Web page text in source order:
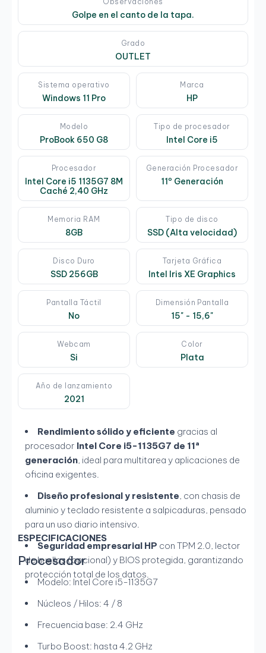
Golpe en el canto de la tapa.
Grado
OUTLET
Sistema operativo
Windows 11 Pro
Marca
HP
Modelo
ProBook 650 G8
Tipo de procesador
Intel Core i5
Procesador
Intel Core i5 1135G7 8M
Caché 2,40 GHz
Generación Procesador
11º Generación
Memoria RAM
8GB
Tipo de disco
SSD (Alta velocidad)
Disco Duro
SSD 256GB
Tarjeta Gráfica
Intel Iris XE Graphics
Pantalla Táctil
No
Dimensión Pantalla
15" - 15,6"
Webcam
Si
Color
Plata
Año de lanzamiento
2021
Rendimiento sólido y eficiente gracias al
procesador Intel Core i5-1135G7 de 11ª
generación, ideal para multitarea y aplicaciones de
oficina exigentes.
Diseño profesional y resistente, con chasis de
aluminio y teclado resistente a salpicaduras, pensado
para un uso diario intensivo.
Seguridad empresarial HP con TPM 2.0, lector
de huellas (opcional) y BIOS protegida, garantizando
protección total de los datos.
ESPECIFICACIONES
Procesador
Modelo: Intel Core i5-1135G7
Núcleos / Hilos: 4 / 8
Frecuencia base: 2.4 GHz
Turbo Boost: hasta 4.2 GHz